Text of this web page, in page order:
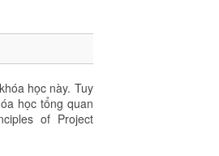
học này. Tuy
học tổng quan
of Project